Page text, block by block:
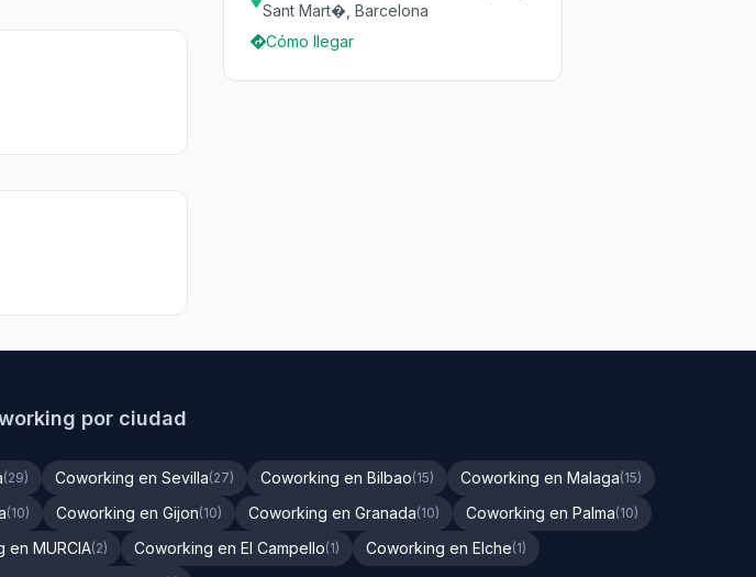
Sant Mart�, Barcelona
Cómo llegar
por ciudad
(29) Coworking en Sevilla(27) Coworking en Bilbao(15) Coworking en Malaga(15)
(10) Coworking en Gijon(10) Coworking en Granada(10) Coworking en Palma(10)
en MURCIA(2) Coworking en El Campello(1) Coworking en Elche(1)